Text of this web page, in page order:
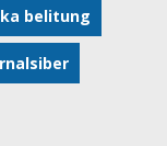
belitung